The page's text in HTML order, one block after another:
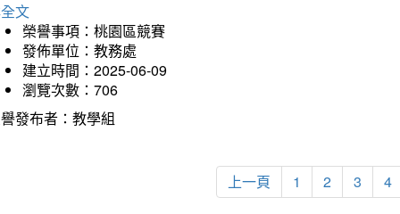
文
榮譽事項：桃園區競賽
發佈單位：教務處
建立時間：2025-06-09
瀏覽次數：706
發布者：教學組
上一頁 1 2 3 4